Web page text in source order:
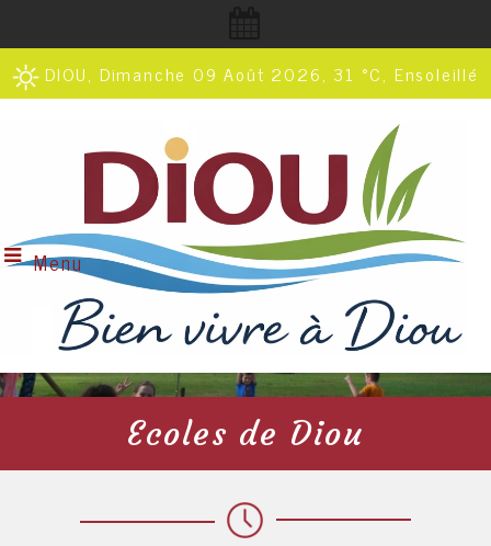
DIOU, Dimanche 09 Août 2026, 31 °C, Ensoleillé
Menu
Ecoles de Diou